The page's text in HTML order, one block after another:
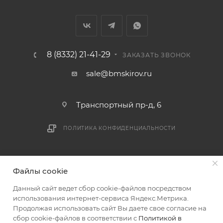
раньше связаться с менеджером, либо с отделом
ВАЖНО: Покупатель обязан обеспечить наличие
отказаться от доставки. Стоимость повторной
Доставка заказов по России не осуществляется.
8 (8332) 21-41-29 ЗАКАЗАТЬ ЗВОНОК
sale@bmskirov.ru
Транспортный пр-д, 6
ПОЛИТИКА КОНФИДЕНЦИАЛЬНОСТИ
Файлы cookie
Данный сайт ведет сбор cookie-файлов посредством
использования интернет-сервиса Яндекс.Метрика.
Продолжая использовать сайт Вы даете свое согласие на
сбор cookie-файлов в соответствии с Политикой в